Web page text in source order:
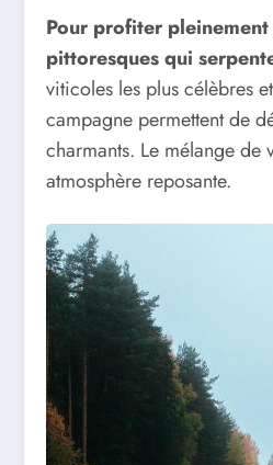
Pour profiter
pittoresques qui
viticoles les plus célèbres
campagne permettent de
charmants. Le mélange
atmosphère reposante.